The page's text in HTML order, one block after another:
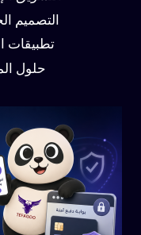
التصميم
تطبيقات
حلول